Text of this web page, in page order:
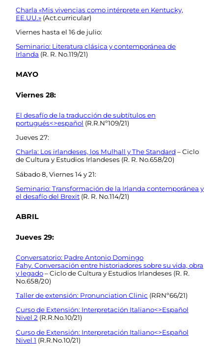
Charla «Mis vivencias como intérprete en Kentucky,
EE.UU.» (Act.curricular)
Viernes hasta el 16 de julio:
Seminario: Literatura clásica y contemporánea de
Irlanda (R. R. No.119/21)
MAYO
Viernes 28:
El desafío de la traducción de subtítulos en
portugués<>español (R.R.Nº109/21)
Jueves 27:
Charla: Los irlandeses, los Mulhall y The Standard – Ciclo
de Cultura y Estudios Irlandeses (R. R. No.658/20)
Sábado 8, Viernes 14 y 21:
Seminario: Transformación de la Irlanda contemporánea y
el desafío del Brexit (R. R. No.114/21)
ABRIL
Jueves 29:
Conversatorio: Padre Antonio Domingo
Fahy. Conversación entre historiadores sobre su vida, obra
y legado– Ciclo de Cultura y Estudios Irlandeses (R. R.
No.658/20)
Taller de extensión: Pronunciation Clinic (RRNº66/21)
Curso de Extensión: Interpretación Italiano<>Español
Nivel 2 (R.R.No.10/21)
Curso de Extensión: Interpretación Italiano<>Español
Nivel 1 (R.R.No.10/21)